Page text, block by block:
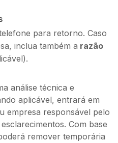
para retorno. Caso
inclua também a razão
análise técnica e
aplicável, entrará em
empresa responsável pelo
Com base
remover temporária